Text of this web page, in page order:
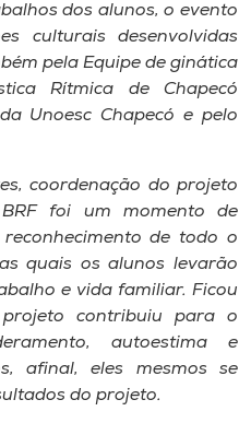
dos alunos, o evento
culturais desenvolvidas
pela Equipe de ginática
Rítmica de Chapecó
Unoesc Chapecó e pelo
coordenação do projeto
foi um momento de
de todo o
quais os alunos levarão
e vida familiar. Ficou
contribuiu para o
autoestima e
afinal, eles mesmos se
do projeto.